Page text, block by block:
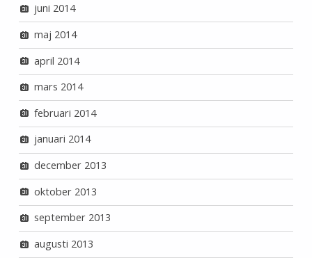
juni 2014
maj 2014
april 2014
mars 2014
februari 2014
januari 2014
december 2013
oktober 2013
september 2013
augusti 2013